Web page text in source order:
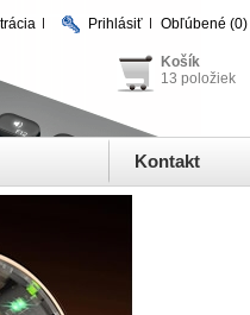
Prihlásiť Obľúbené (0)
Košík
13 položiek
Kontakt